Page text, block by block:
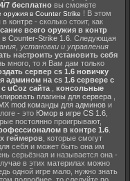
7 бесплатновы сможете
оружия в Counter Strike ! В этом
контре - сколько стоит, как
всего оружия в контр
в Counter-Strike 1.6 . Следующая
установки и управления
настроить установить себя
много, то я Вам дам только
сервер cs 1.6 новичку
админом на cs 1.6 сервере с
uCoz сайта, консольные
плагины для сервера
mod команды для админови
- это Юмор в игре CS 1.6
постоянно проигрывают,
в контре 1.6
геймеров , которые смогут
себя и может быть она им
серьёзная и называется она -
в этих материлах можно
одной игре мало, нужно знать